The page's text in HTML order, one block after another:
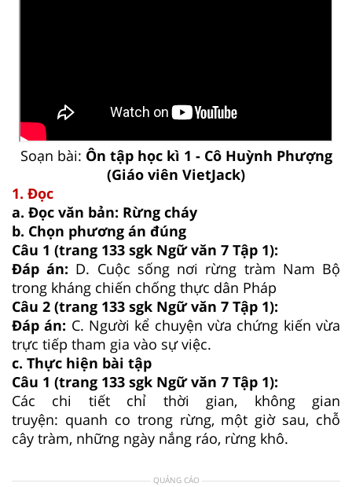
Soạn bài: Ôn tập học kì 1 - Cô Huỳnh Phượng
(Giáo viên VietJack)
1. Đọc
a. Đọc văn bản: Rừng cháy
b. Chọn phương án đúng
Câu 1 (trang 133 sgk Ngữ văn 7 Tập 1):
Đáp án: D. Cuộc sống nơi rừng tràm Nam Bộ
trong kháng chiến chống thực dân Pháp
Câu 2 (trang 133 sgk Ngữ văn 7 Tập 1):
Đáp án: C. Người kể chuyện vừa chứng kiến vừa
trực tiếp tham gia vào sự việc.
c. Thực hiện bài tập
Câu 1 (trang 133 sgk Ngữ văn 7 Tập 1):
Các chi tiết chỉ thời gian, không gian
truyện: quanh co trong rừng, một giờ sau, chỗ
cây tràm, những ngày nắng ráo, rừng khô.
QUẢNG CÁO